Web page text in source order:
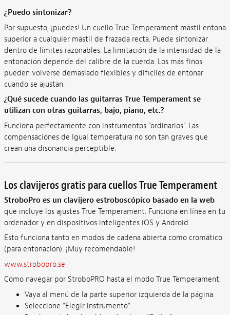
¿Puedo sintonizar?
Por supuesto, ¡puedes! Un cuello True Temperament mástil entona
superior a cualquier mástil de frazada recta. Puede sintonizar
dentro de límites razonables. La limitación de la intensidad de la
entonación depende del calibre de la cuerda. Los más finos
pueden volverse demasiado flexibles y difíciles de entonar
cuando se ajustan.
¿Qué sucede cuando las guitarras True Temperament se
utilizan con otras guitarras, bajo, piano, etc.?
Funciona perfectamente con instrumentos "ordinarios". Las
compensaciones de Igual temperatura no son tan graves que
crean una disonancia perceptible.
Los clavijeros gratis para cuellos True Temperament
StroboPro es un clavijero estroboscópico basado en la web
que incluye los ajustes True Temperament. Funciona en línea en tu
ordenador y en dispositivos inteligentes iOS y Android.
Esto funciona tanto en modos de cadena abierta como cromático
(para entonación). ¡Muy recomendable!
www.strobopro.se
Cómo navegar por StroboPRO hasta el modo True Temperament:
Vaya al menú de la parte superior izquierda de la página.
Seleccione "Elegir instrumento".